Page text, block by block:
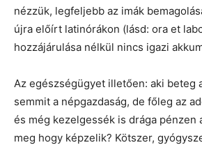
nézzük, legfeljebb az imák
újra előírt latinórákon (lásd: ora et
hozzájárulása nélkül nincs igazi
Az egészségügyet illetően: aki beteg
semmit a népgazdaság, de főleg az
és még kezelgessék is drága pénzen
meg hogy képzelik? Kötszer,